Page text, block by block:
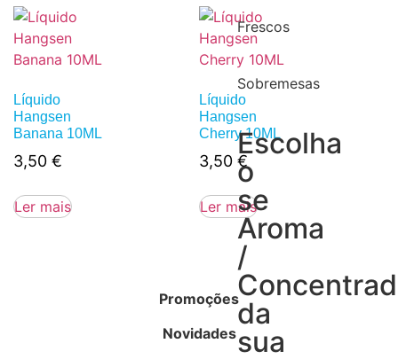
Frescos
Sobremesas
Escolha
o
se
Aroma
/
da
sua
Líquido
Hangsen
Banana 10ML
3,50 €
Ler mais
Líquido
Hangsen
Cherry 10ML
3,50 €
Ler mais
Promoções
Novidades